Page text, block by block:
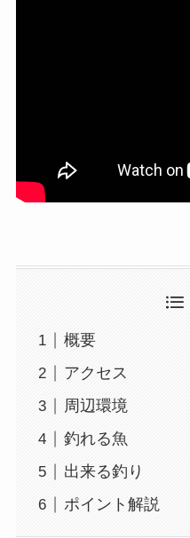
概要
アクセス
周辺環境
釣れる魚
出来る釣り
ポイント解説